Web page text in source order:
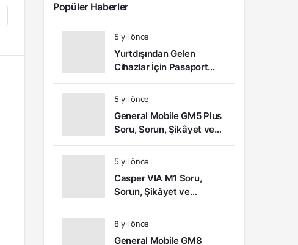
Popüler Haberler
5 yıl önce
Yurtdışından Gelen
Cihazlar İçin Pasaport
Kayıt – IMEI Kayıt
İşlemleri ve Sıkça Sorulan
Sorular
5 yıl önce
General Mobile GM5 Plus
Soru, Sorun, Şikâyet ve
Kullanıcı Yorumları
5 yıl önce
Casper VIA M1 Soru,
Sorun, Şikâyet ve
Kullanıcı Yorumları
8 yıl önce
General Mobile GM8